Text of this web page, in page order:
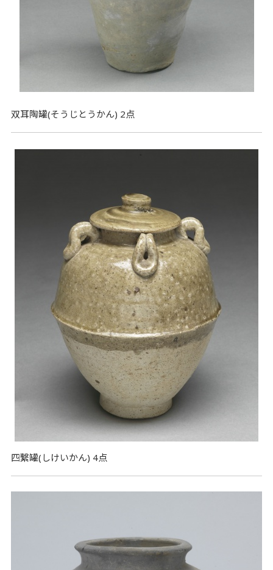
双耳陶罐(そうじとうかん) 2点
四繋罐(しけいかん) 4点